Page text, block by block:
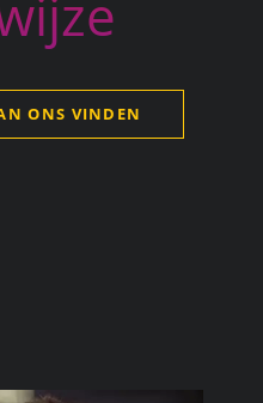
ONS VINDEN